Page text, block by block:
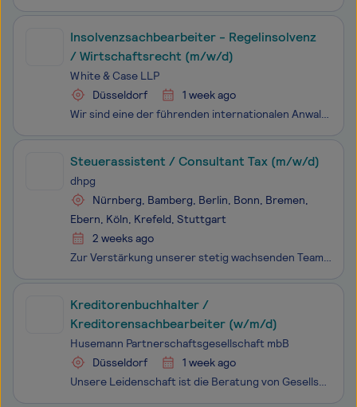
Insolvenzsachbearbeiter - Regelinsolvenz
/ Wirtschaftsrecht (m/w/d)
White & Case LLP
Düsseldorf
1 week ago
Wir sind eine der führenden internationalen Anwaltssozietäten und weltweit mit mehr als 2000 Anwälten an 44 Standorten in 30 Ländern vertreten. In Deutschland sind wir an vier Standorten präsent. Wir beraten unsere Mandanten in allen Fragen des nationalen und internationalen Wirtschaftsrechts.Wir si
Steuerassistent / Consultant Tax (m/w/d)
dhpg
Nürnberg, Bamberg, Berlin, Bonn, Bremen,
Ebern, Köln, Krefeld, Stuttgart
2 weeks ago
Zur Verstärkung unserer stetig wachsenden Teams suchen wir Steuerassistent / Consultant Tax (m/w/d) in Voll- oder Teilzeit.
Kreditorenbuchhalter /
Kreditorensachbearbeiter (w/m/d)
Husemann Partnerschaftsgesellschaft mbB
Düsseldorf
1 week ago
Unsere Leidenschaft ist die Beratung von Gesellschaften und Inhaberfamilien mit dem Ziel ihre Unternehmen und Vermögenswerte nachhaltig zu entwickeln und reibungslos an die nächste Generation weiterzugeben - auch in Krisenzeiten. Als interdisziplinäre Sozietät beraten wir mit insgesamt rund 200